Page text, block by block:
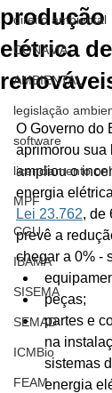
direito ambiental
CONAMA
AMBIENTAL
legislação
software
licenciamento
MPF
CGU
IBAMA
SISEMA
SEMAD
ICMBio
FEAM
produção
elétrica
O Governo do
aprimorou sua
ampliou o
energia
Lei 23.762, de
prevê a
chegar a 0% -
peças;
partes e
na
sistemas
energia